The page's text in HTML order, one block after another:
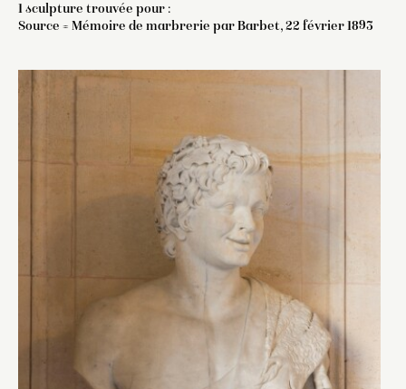
1 sculpture trouvée pour :
Source = Mémoire de marbrerie par Barbet, 22 février 1893